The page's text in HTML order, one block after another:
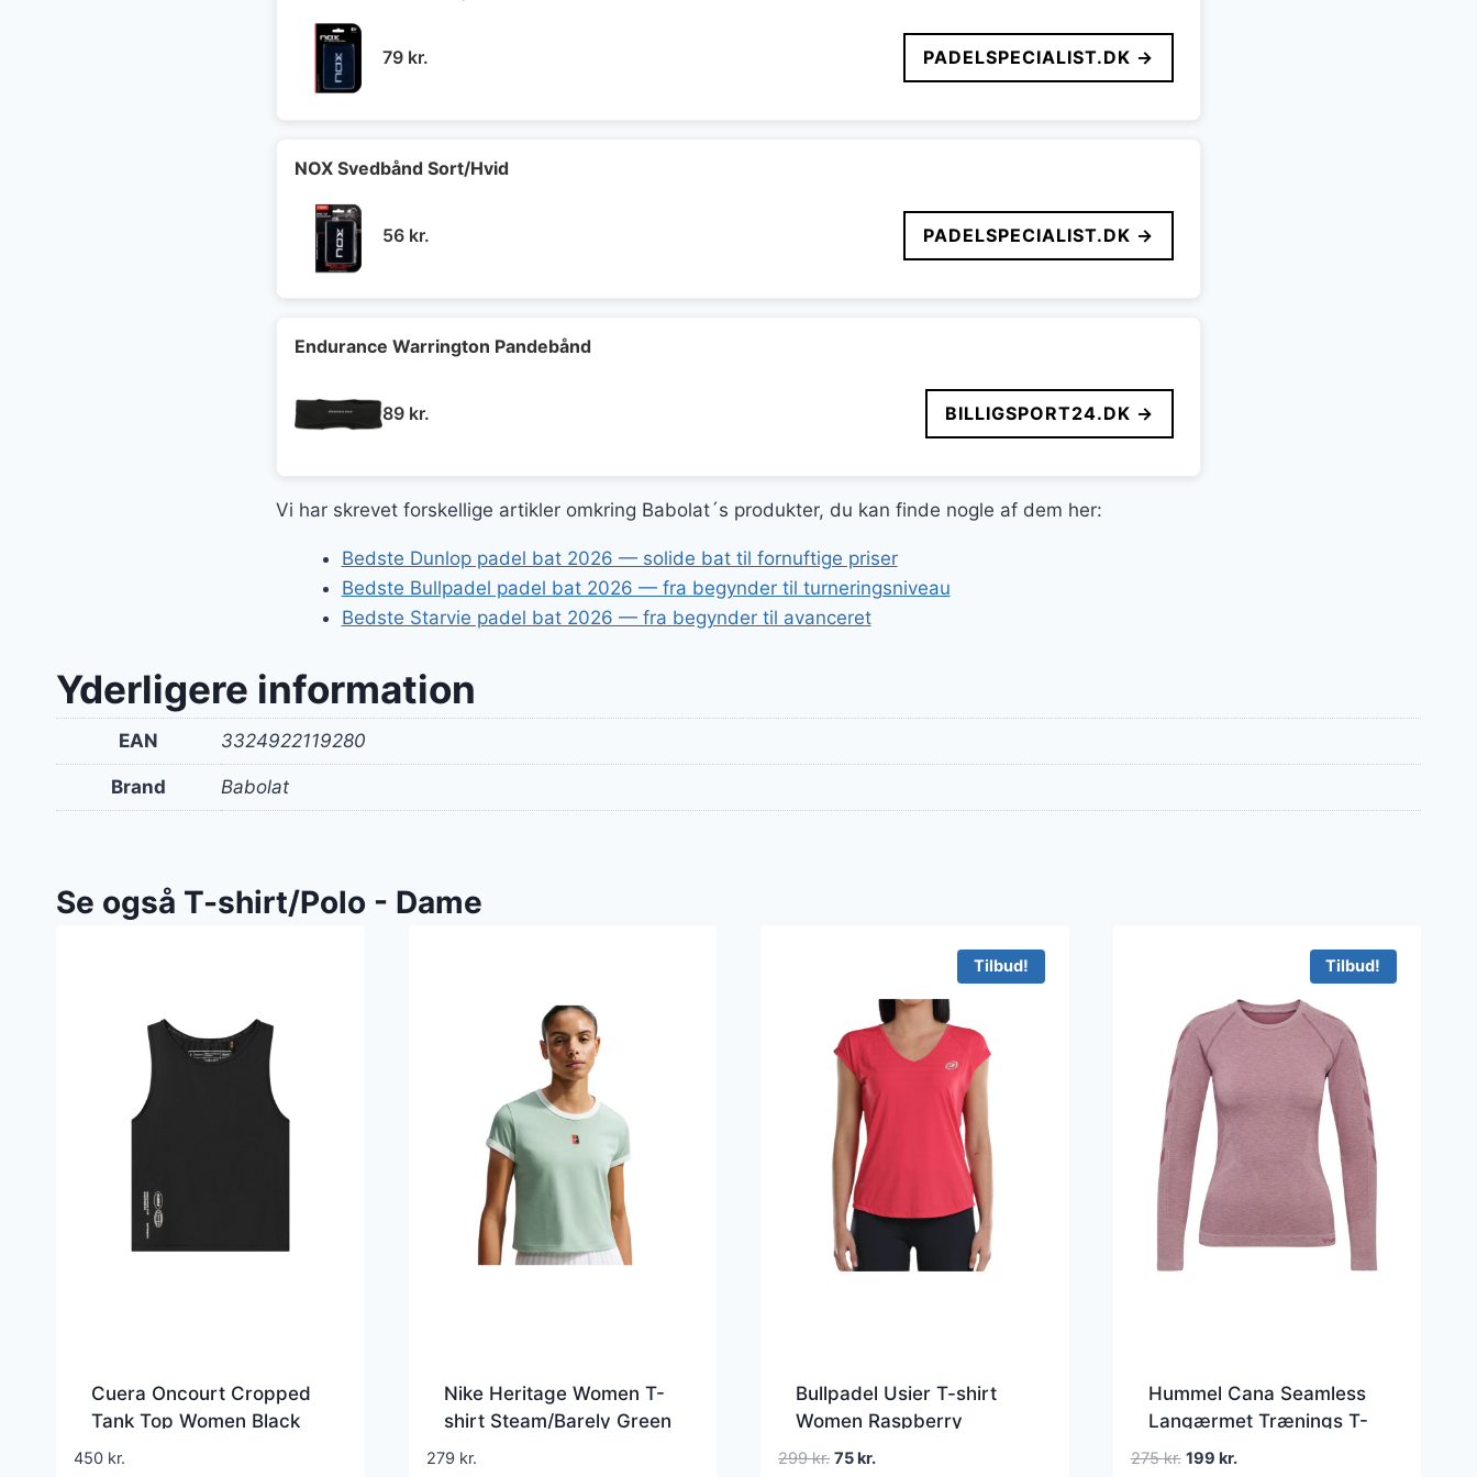
79 kr. PADELSPECIALIST.DK →
NOX Svedbånd Sort/Hvid
56 kr. PADELSPECIALIST.DK →
Endurance Warrington Pandebånd
89 kr. BILLIGSPORT24.DK →
Vi har skrevet forskellige artikler omkring Babolat´s produkter, du kan finde nogle af dem her:
Bedste Dunlop padel bat 2026 — solide bat til fornuftige priser
Bedste Bullpadel padel bat 2026 — fra begynder til turneringsniveau
Bedste Starvie padel bat 2026 — fra begynder til avanceret
Yderligere information
EAN 3324922119280
Brand Babolat
Se også T-shirt/Polo - Dame
Cuera Oncourt Cropped
Tank Top Women Black
450 kr.
Nike Heritage Women T-
shirt Steam/Barely Green
279 kr.
Tilbud!
Bullpadel Usier T-shirt
Women Raspberry
299kr. Den
75kr.Den
Tilbud!
Hummel Cana Seamless
Langærmet Trænings T-
shirt Dame
275kr. Den
199 kr.Den